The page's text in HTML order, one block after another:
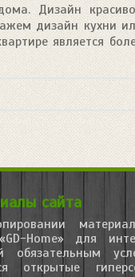
Дизайн
дизайн кухни
является
сайта
Home» для
обязательным
открытые